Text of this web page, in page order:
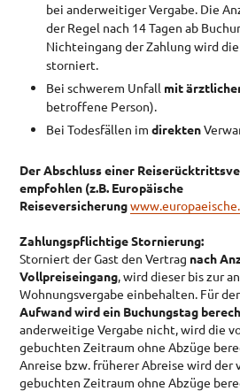
bei anderweitiger Vergabe. Die
der Regel nach 14 Tagen ab
Nichteingang der Zahlung wird
storniert.
Bei schwerem Unfall mit
betroffene Person).
Bei Todesfällen imdirekten
Der Abschluss einer
empfohlen (z.B. Europäische
Reiseversicherung
Zahlungspflichtige Stornierung:
Storniert der Gast den Vertrag nach
Vollpreiseingang, wird dieser bis zur
Wohnungsvergabe einbehalten. Für
Aufwand wird ein Buchungstag
anderweitige Vergabe nicht, wird die
gebuchten Zeitraum ohne Abzüge
Anreise bzw. früherer Abreise wird der
gebuchten Zeitraum ohne Abzüge
DATENSCHUTZ